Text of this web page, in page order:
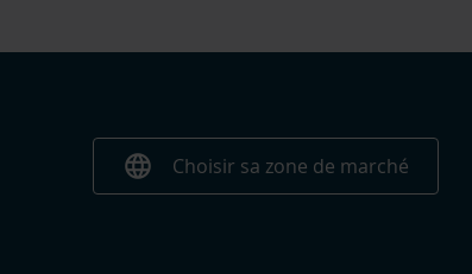
language Choisir sa zone de marché